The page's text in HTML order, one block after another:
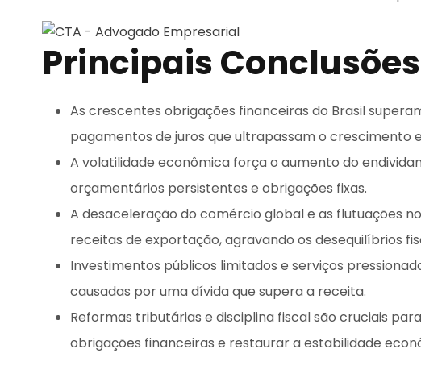
Principais Conclusões
As crescentes obrigações financeiras do Brasil
pagamentos de juros que ultrapassam o
A volatilidade econômica força o aumento do
orçamentários persistentes e obrigações fixas.
A desaceleração do comércio global e as flutuações
receitas de exportação, agravando os desequilíbrios
Investimentos públicos limitados e serviços
causadas por uma dívida que supera a receita.
Reformas tributárias e disciplina fiscal são cruciais
obrigações financeiras e restaurar a estabilidade